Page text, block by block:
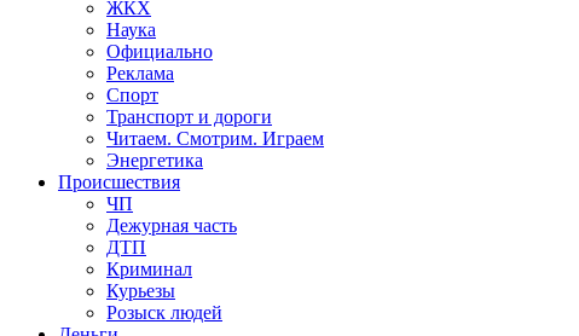
ЖКХ
Наука
Официально
Реклама
Спорт
Транспорт и дороги
Читаем. Смотрим. Играем
Энергетика
Происшествия
ЧП
Дежурная часть
ДТП
Криминал
Курьезы
Розыск людей